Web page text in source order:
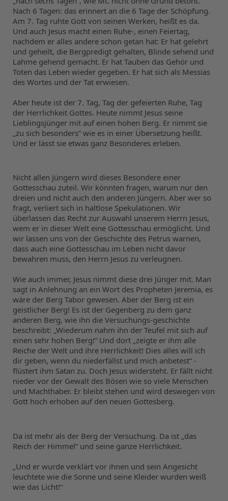
Nach 6 Tagen: das erinnert an die 6 Tage der Schöpfung.
Am 7. Tag ruhte Gott von seinen Werken, heißt es da.
Und auch Jesus macht einen Ruhe-, einen Feiertag,
nachdem er alles andere schon getan hat: Er hat gelehrt
und geheilt, die Bergpredigt gehalten, Blinde sehend und
Lahme gehend gemacht. Er hat Tauben das Gehör und
Toten das Leben wieder gegeben. Er hat sich als Messias
des Wortes und der Tat erwiesen.
Aber heute ist der 7. Tag, Tag der gefeierten Ruhe, Tag
der Herrlichkeit Gottes. Heute nimmt Jesus seine
Lieblingsjünger mit auf einen hohen Berg. Er nimmt sie
„zu sich besonders“ wie es in einer Übersetzung heißt.
Und er lässt sie etwas ganz Besonderes erleben.
Nicht allen Jüngern wird dieses Besondere einer
Gottesschau zuteil. Wir könnten fragen, warum nur den
dreien und nicht auch den anderen Jüngern. Aber wer so
fragt, verliert sich in haltlose Spekulationen. Wir
überlassen das Recht zur Auswahl unserem Herrn Jesus,
wem er in dieser Welt eine Gottesschau ermöglicht. Und
wir lassen uns von der Geschichte des Petrus warnen,
dass auch eine Gottesschau im Leben nicht davor
bewahren muss, den Herrn Jesus zu verleugnen.
Wie auch immer, Jesus nimmt diese drei Jünger mit. Man
sagt in Anlehnung an ein Wort des Propheten Jeremia, es
wäre der Berg Tabor gewesen. Aber der Berg ist ein
geistlicher Berg! Es ist der Gegenberg zu dem ganz
anderen Berg, wie ihn die Versuchungs-geschichte
beschreibt: „Wiederum nahm ihn der Teufel mit sich auf
einen sehr hohen Berg!“ Und dort „zeigte er ihm alle
Reiche der Welt und ihre Herrlichkeit! Dies alles will ich
dir geben, wenn du niederfällst und mich anbetest“ -
flüstert ihm Satan zu. Doch Jesus widersteht. Er fällt nicht
nieder vor der Gewalt des Bösen wie so viele Menschen
und Machthaber. Er bleibt stehen und wird deswegen von
Gott hoch erhoben auf den neuen Gottesberg.
Da ist mehr als der Berg der Versuchung. Da ist „das
Reich der Himmel“ und seine ganze Herrlichkeit.
„Und er wurde verklärt vor ihnen und sein Angesicht
leuchtete wie die Sonne und seine Kleider wurden weiß
wie das Licht!“